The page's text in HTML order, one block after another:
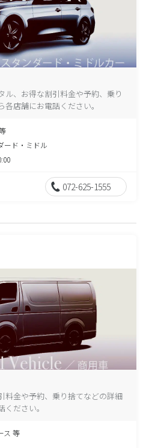
ル、お得な割引料金や予約、乗り
店舗にお電話ください。
ード・ミドル
072-625-1555
料金や予約、乗り捨てなどの詳細
ださい。
ス 等